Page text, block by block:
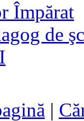
Împărat
de
|